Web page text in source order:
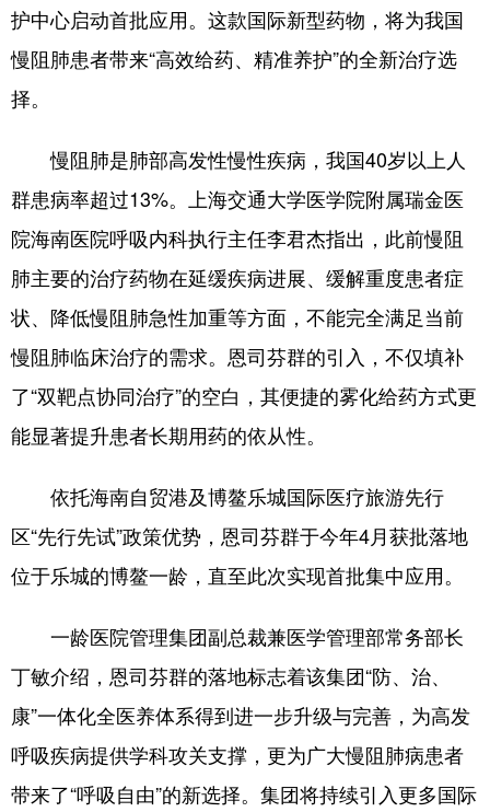
护中心启动首批应用。这款国际新型药物，将为我国
慢阻肺患者带来“高效给药、精准养护”的全新治疗选
择。
慢阻肺是肺部高发性慢性疾病，我国40岁以上人
群患病率超过13%。上海交通大学医学院附属瑞金医
院海南医院呼吸内科执行主任李君杰指出，此前慢阻
肺主要的治疗药物在延缓疾病进展、缓解重度患者症
状、降低慢阻肺急性加重等方面，不能完全满足当前
慢阻肺临床治疗的需求。恩司芬群的引入，不仅填补
了“双靶点协同治疗”的空白，其便捷的雾化给药方式更
能显著提升患者长期用药的依从性。
依托海南自贸港及博鳌乐城国际医疗旅游先行
区“先行先试”政策优势，恩司芬群于今年4月获批落地
位于乐城的博鳌一龄，直至此次实现首批集中应用。
一龄医院管理集团副总裁兼医学管理部常务部长
丁敏介绍，恩司芬群的落地标志着该集团“防、治、
康”一体化全医养体系得到进一步升级与完善，为高发
呼吸疾病提供学科攻关支撑，更为广大慢阻肺病患者
带来了“呼吸自由”的新选择。集团将持续引入更多国际